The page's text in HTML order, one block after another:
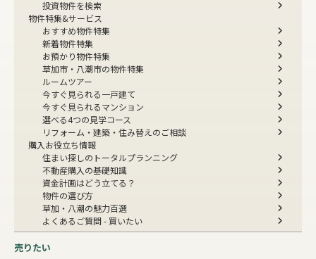
投資物件を検索
物件特集&サービス
おすすめ物件特集
新着物件特集
お預かり物件特集
草加市・八潮市の物件特集
ルームツアー
今すぐ見られる一戸建て
今すぐ見られるマンション
選べる4つの見学コース
リフォーム・建築・住み替えのご相談
購入お役立ち情報
住まい探しのトータルプランニング
不動産購入の基礎知識
資金計画はどう立てる？
物件の選び方
草加・八潮の魅力百選
よくあるご質問 - 買いたい
売りたい